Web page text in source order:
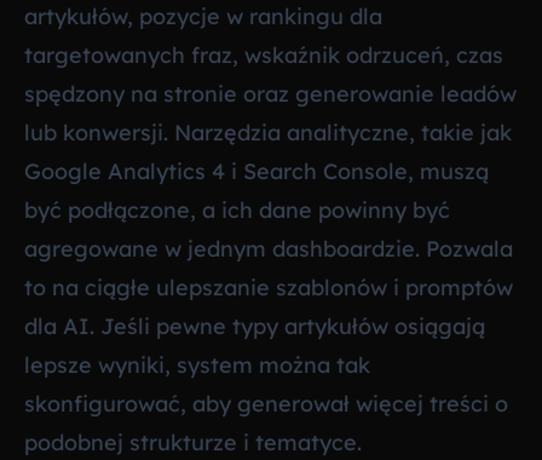
artykułów, pozycje w rankingu dla
targetowanych fraz, wskaźnik odrzuceń, czas
spędzony na stronie oraz generowanie leadów
lub konwersji. Narzędzia analityczne, takie jak
Google Analytics 4 i Search Console, muszą
być podłączone, a ich dane powinny być
agregowane w jednym dashboardzie. Pozwala
to na ciągłe ulepszanie szablonów i promptów
dla AI. Jeśli pewne typy artykułów osiągają
lepsze wyniki, system można tak
skonfigurować, aby generował więcej treści o
podobnej strukturze i tematyce.